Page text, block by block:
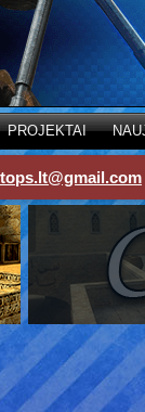
PROJEKTAI